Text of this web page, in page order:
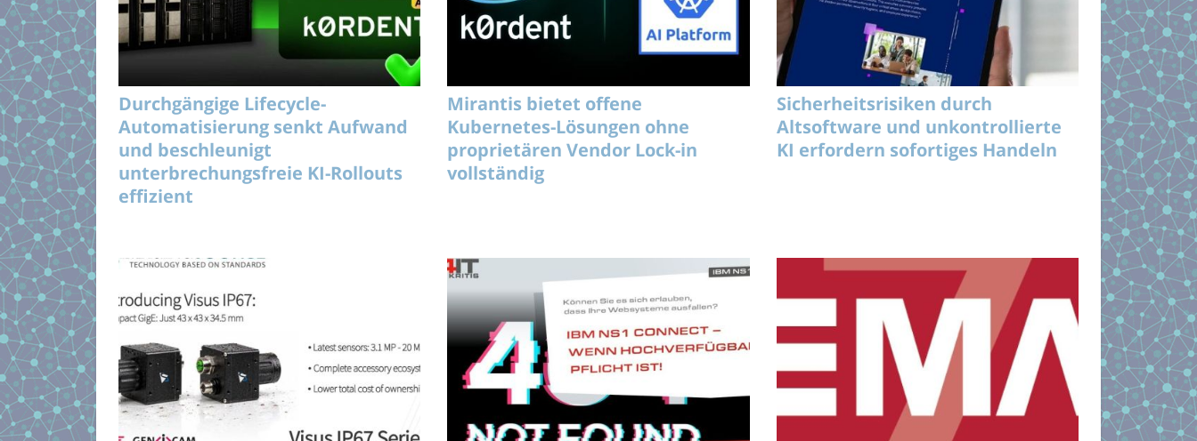
Durchgängige Lifecycle-
Automatisierung senkt Aufwand
und beschleunigt
unterbrechungsfreie KI-Rollouts
effizient
Mirantis bietet offene
Kubernetes-Lösungen ohne
proprietären Vendor Lock-in
vollständig
Sicherheitsrisiken durch
Altsoftware und unkontrollierte
KI erfordern sofortiges Handeln